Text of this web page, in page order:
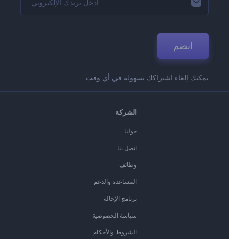
انضم
يمكنك إلغاء اشتراكك بسهولة في أي وقت.
الشركة
حولنا
اتصل بنا
وظائف
المساعدة والدعم
برنامج الإحالة
سياسة الخصوصية
الشروط والأحكام